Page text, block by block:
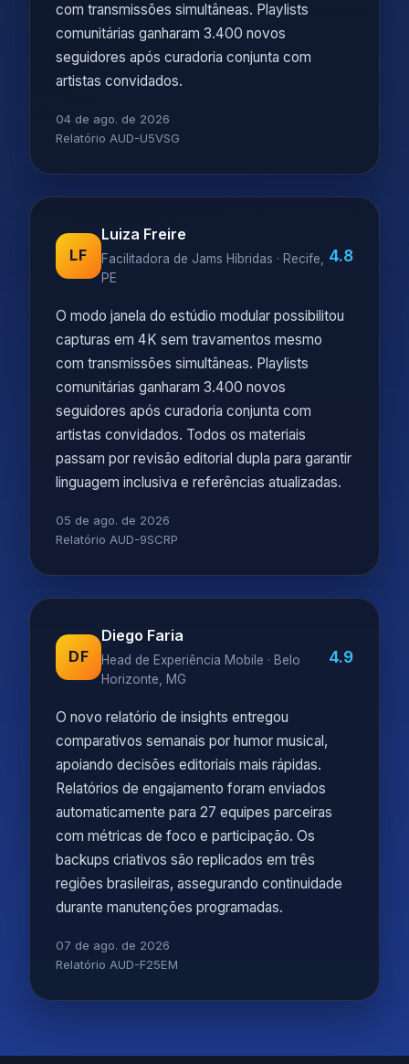
com transmissões simultâneas. Playlists
comunitárias ganharam 3.400 novos
seguidores após curadoria conjunta com
artistas convidados.
04 de ago. de 2026
Relatório AUD-U5VSG
LF
Luiza Freire
Facilitadora de Jams Híbridas · Recife,
PE
4.8
O modo janela do estúdio modular possibilitou
capturas em 4K sem travamentos mesmo
com transmissões simultâneas. Playlists
comunitárias ganharam 3.400 novos
seguidores após curadoria conjunta com
artistas convidados. Todos os materiais
passam por revisão editorial dupla para garantir
linguagem inclusiva e referências atualizadas.
05 de ago. de 2026
Relatório AUD-9SCRP
DF
Diego Faria
Head de Experiência Mobile · Belo
Horizonte, MG
4.9
O novo relatório de insights entregou
comparativos semanais por humor musical,
apoiando decisões editoriais mais rápidas.
Relatórios de engajamento foram enviados
automaticamente para 27 equipes parceiras
com métricas de foco e participação. Os
backups criativos são replicados em três
regiões brasileiras, assegurando continuidade
durante manutenções programadas.
07 de ago. de 2026
Relatório AUD-F25EM